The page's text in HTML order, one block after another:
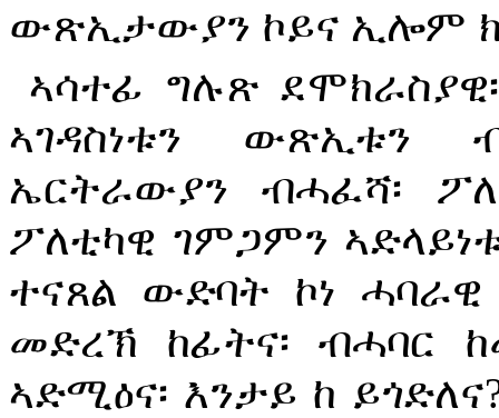
ውጽኢታውያን ኮይና ኢሎም
ኣሳተፊ ግሉጽ
ኣገዳስነቱን ውጽኢቱን
ኤርትራውያን ብሓፈሻ፡
ፖለቲካዊ ገምጋምን
ተናጸል ውድባት ኮነ ሓባራዊ
መድረኽ ከፊትና፡ ብሓባር
ኣድሚዕና፡ እንታይ ከ